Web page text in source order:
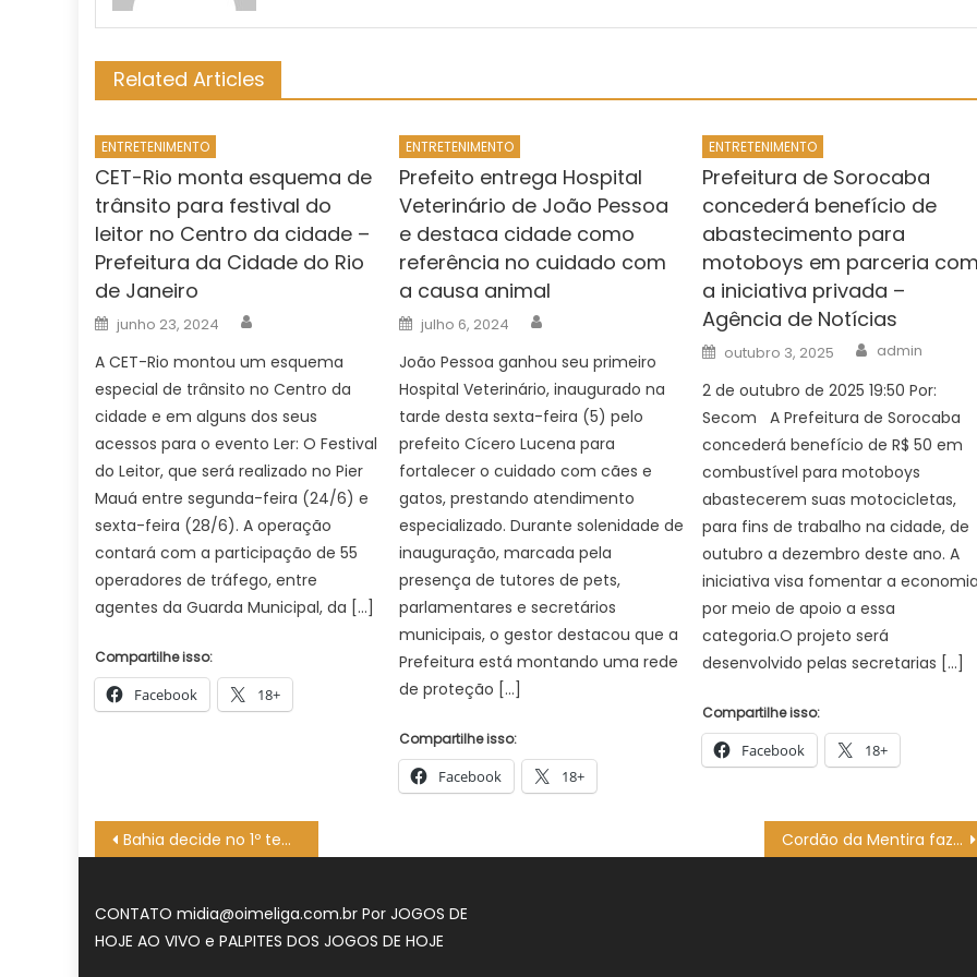
Related Articles
ENTRETENIMENTO
CET-Rio monta esquema de
trânsito para festival do
leitor no Centro da cidade –
Prefeitura da Cidade do Rio
de Janeiro
Posted
on
junho 23, 2024
A CET-Rio montou um esquema
especial de trânsito no Centro da
cidade e em alguns dos seus
acessos para o evento Ler: O Festival
do Leitor, que será realizado no Pier
Mauá entre segunda-feira (24/6) e
sexta-feira (28/6). A operação
contará com a participação de 55
operadores de tráfego, entre
agentes da Guarda Municipal, da […]
Compartilhe isso:
Facebook 18+
ENTRETENIMENTO
Prefeito entrega Hospital
Veterinário de João Pessoa
e destaca cidade como
referência no cuidado com
a causa animal
Posted
on
julho 6, 2024
João Pessoa ganhou seu primeiro
Hospital Veterinário, inaugurado na
tarde desta sexta-feira (5) pelo
prefeito Cícero Lucena para
fortalecer o cuidado com cães e
gatos, prestando atendimento
especializado. Durante solenidade de
inauguração, marcada pela
presença de tutores de pets,
parlamentares e secretários
municipais, o gestor destacou que a
Prefeitura está montando uma rede
de proteção […]
Compartilhe isso:
Facebook 18+
ENTRETENIMENTO
Prefeitura de Sorocaba
concederá benefício de
abastecimento para
motoboys em parceria
a iniciativa privada –
Agência de Notícias
Posted
on
outubro 3, 2025 Author
admin
2 de outubro de 2025 19:50 Por:
Secom A Prefeitura de Sorocaba
concederá benefício de R$ 50 em
combustível para motoboys
abastecerem suas motocicletas,
para fins de trabalho na cidade, de
outubro a dezembro deste ano. A
iniciativa visa fomentar a
por meio de apoio a essa
categoria.O projeto será
desenvolvido pelas secretarias […]
Compartilhe isso:
Facebook 18+
Navegação
de
Post
Bahia decide no 1º tempo e vence o Inter pelo Brasileirão Feminino Cordão da Mentira faz ato na Paulista para lembrar Crimes de Maio
CONTATOmidia@oimeliga.com.br PorJOGOS DE
HOJE AO VIVOePALPITES DOS JOGOS DE HOJE